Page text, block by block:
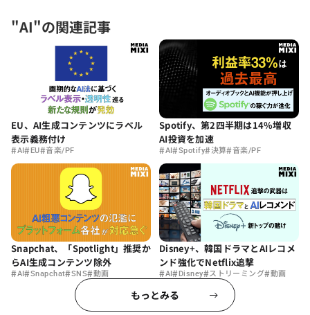
"AI"の関連記事
EU、AI生成コンテンツにラベル
表示義務付け
#AI#EU#音楽/PF
Spotify、第2四半期は14%増収
AI投資を加速
#AI#Spotify#決算#音楽/PF
Snapchat、「Spotlight」推奨か
らAI生成コンテンツ除外
#AI#Snapchat#SNS#動画
Disney+、韓国ドラマとAIレコメ
ンド強化でNetflix追撃
#AI# Disney#ストリーミング#動画
もっとみる